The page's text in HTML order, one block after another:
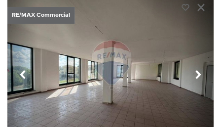
RE/MAX Commercial